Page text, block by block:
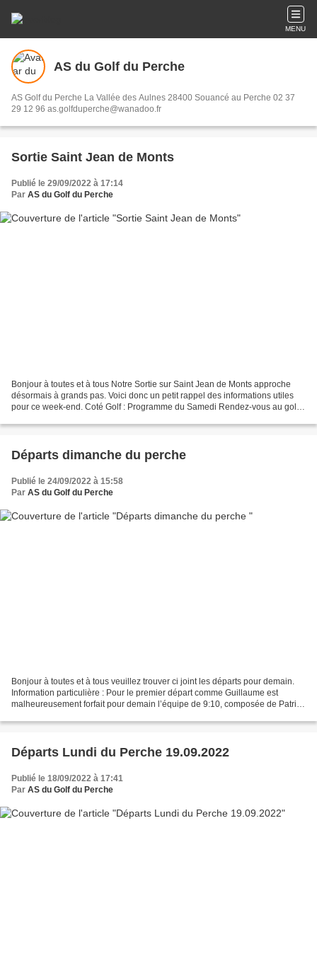
MENU
AS du Golf du Perche
AS Golf du Perche La Vallée des Aulnes 28400 Souancé au Perche 02 37
29 12 96 as.golfduperche@wanadoo.fr
Sortie Saint Jean de Monts
Publié le 29/09/2022 à 17:14
Par AS du Golf du Perche
Bonjour à toutes et à tous Notre Sortie sur Saint Jean de Monts approche
désormais à grands pas. Voici donc un petit rappel des informations utiles
pour ce week-end. Coté Golf : Programme du Samedi Rendez-vous au golf
Départs dimanche du perche
Publié le 24/09/2022 à 15:58
Par AS du Golf du Perche
Bonjour à toutes et à tous veuillez trouver ci joint les départs pour demain.
Information particulière : Pour le premier départ comme Guillaume est
malheureusement forfait pour demain l’équipe de 9:10, composée de Patrice
Départs Lundi du Perche 19.09.2022
Publié le 18/09/2022 à 17:41
Par AS du Golf du Perche